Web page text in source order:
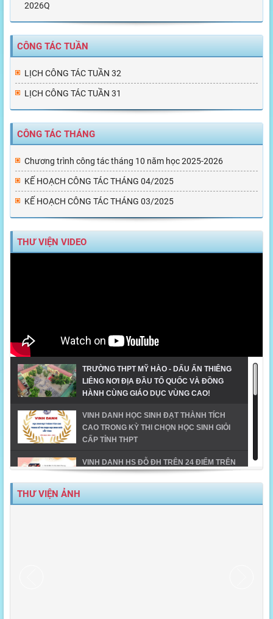
2026Q
CÔNG TÁC TUẦN
LỊCH CÔNG TÁC TUẦN 32
LỊCH CÔNG TÁC TUẦN 31
CÔNG TÁC THÁNG
Chương trình công tác tháng 10 năm học 2025-2026
KẾ HOẠCH CÔNG TÁC THÁNG 04/2025
KẾ HOẠCH CÔNG TÁC THÁNG 03/2025
THƯ VIỆN VIDEO
TRƯỜNG THPT MỸ HÀO - DẤU ẤN THIÊNG
LIÊNG NƠI ĐỊA ĐẦU TỔ QUỐC VÀ ĐỒNG
HÀNH CÙNG GIÁO DỤC VÙNG CAO!
VINH DANH HỌC SINH ĐẠT THÀNH TÍCH
CAO TRONG KỲ THI CHỌN HỌC SINH GIỎI
CẤP TỈNH THPT
VINH DANH HS ĐỖ ĐH TRÊN 24 ĐIỂM TRÊN
ĐỊA BÀN TX MỸ HÀO-NĂM 2023
THƯ VIỆN ẢNH